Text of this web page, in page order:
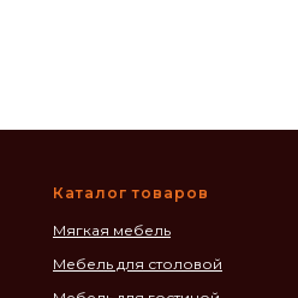
Каталог товаров
Мягкая мебель
Мебель для столовой